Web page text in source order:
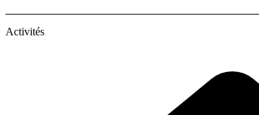
Activités